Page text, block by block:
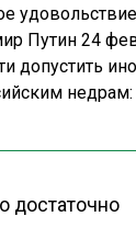
Путин 24
допустить
недрам:
достаточно